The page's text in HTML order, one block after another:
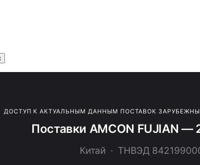
ДОСТУП К АКТУАЛЬНЫМ ДАННЫМ ПОСТАВОК
Поставки AMCON FUJIAN —
Китай · ТНВЭД